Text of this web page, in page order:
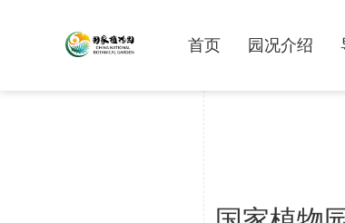
首页 园况介绍